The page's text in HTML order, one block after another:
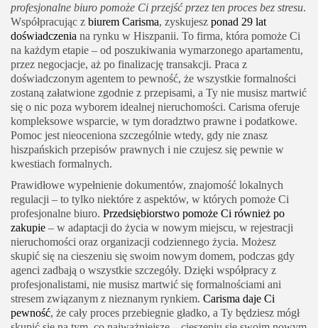
profesjonalne biuro pomoże Ci przejść przez ten proces bez stresu.
Współpracując z biurem Carisma, zyskujesz ponad 29 lat
doświadczenia na rynku w Hiszpanii. To firma, która pomoże Ci
na każdym etapie – od poszukiwania wymarzonego apartamentu,
przez negocjacje, aż po finalizację transakcji. Praca z
doświadczonym agentem to pewność, że wszystkie formalności
zostaną załatwione zgodnie z przepisami, a Ty nie musisz martwić
się o nic poza wyborem idealnej nieruchomości. Carisma oferuje
kompleksowe wsparcie, w tym doradztwo prawne i podatkowe.
Pomoc jest nieoceniona szczególnie wtedy, gdy nie znasz
hiszpańskich przepisów prawnych i nie czujesz się pewnie w
kwestiach formalnych.
Prawidłowe wypełnienie dokumentów, znajomość lokalnych
regulacji – to tylko niektóre z aspektów, w których pomoże Ci
profesjonalne biuro. Przedsiębiorstwo pomoże Ci również po
zakupie – w adaptacji do życia w nowym miejscu, w rejestracji
nieruchomości oraz organizacji codziennego życia. Możesz
skupić się na cieszeniu się swoim nowym domem, podczas gdy
agenci zadbają o wszystkie szczegóły. Dzięki współpracy z
profesjonalistami, nie musisz martwić się formalnościami ani
stresem związanym z nieznanym rynkiem. Carisma daje Ci
pewność, że cały proces przebiegnie gładko, a Ty będziesz mógł